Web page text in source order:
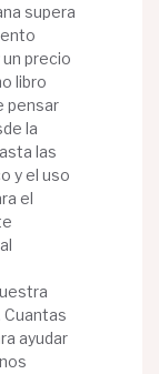
supera
precio
libro
pensar
la
las
y el uso
el
Cuantas
ayudar